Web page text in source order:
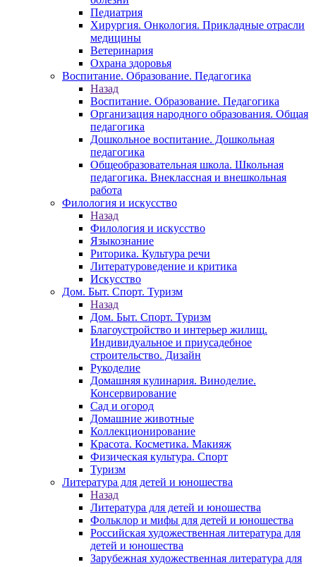
Педиатрия
Хирургия. Онкология. Прикладные отрасли
медицины
Ветеринария
Охрана здоровья
Воспитание. Образование. Педагогика
Назад
Воспитание. Образование. Педагогика
Организация народного образования. Общая
педагогика
Дошкольное воспитание. Дошкольная
педагогика
Общеобразовательная школа. Школьная
педагогика. Внеклассная и внешкольная
работа
Филология и искусство
Назад
Филология и искусство
Языкознание
Риторика. Культура речи
Литературоведение и критика
Искусство
Дом. Быт. Спорт. Туризм
Назад
Дом. Быт. Спорт. Туризм
Благоустройство и интерьер жилищ.
Индивидуальное и приусадебное
строительство. Дизайн
Рукоделие
Домашняя кулинария. Виноделие.
Консервирование
Сад и огород
Домашние животные
Коллекционирование
Красота. Косметика. Макияж
Физическая культура. Спорт
Туризм
Литература для детей и юношества
Назад
Литература для детей и юношества
Фольклор и мифы для детей и юношества
Российская художественная литература для
детей и юношества
Зарубежная художественная литература для